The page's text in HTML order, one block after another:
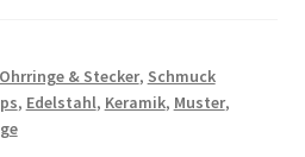
Ohrringe & Stecker, Schmuck
, Edelstahl, Keramik, Muster,